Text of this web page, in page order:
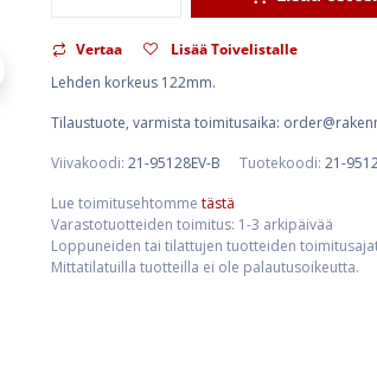
Vertaa
Lisää Toivelistalle
Lehden korkeus 122mm.
Tilaustuote, varmista toimitusaika:
Viivakoodi: 21-95128EV-B Tuotekoodi: 21-
Lue toimitusehtomme tästä
Varastotuotteiden toimitus: 1-3 arkipäivää
Loppuneiden tai tilattujen tuotteiden
Mittatilatuilla tuotteilla ei ole palautusoikeutta.